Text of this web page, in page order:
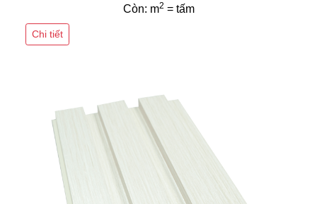
Còn: m2 = tấm
Chi tiết